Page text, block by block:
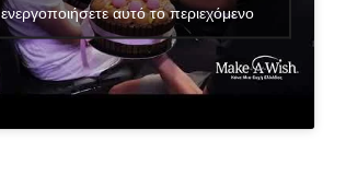
ενεργοποιήσετε αυτό το περιεχόμενο